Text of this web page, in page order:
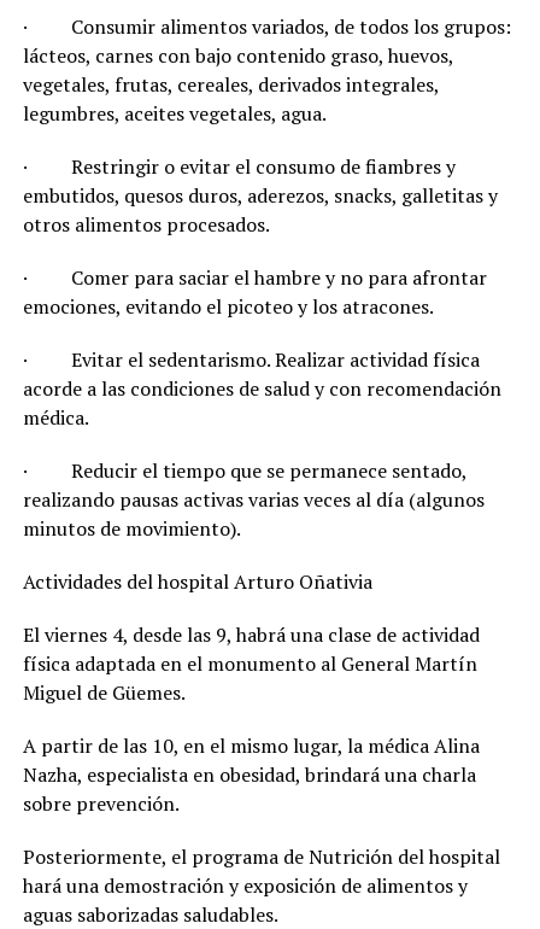
· Consumir alimentos variados, de todos los grupos:
lácteos, carnes con bajo contenido graso, huevos,
vegetales, frutas, cereales, derivados integrales,
legumbres, aceites vegetales, agua.
· Restringir o evitar el consumo de fiambres y
embutidos, quesos duros, aderezos, snacks, galletitas y
otros alimentos procesados.
· Comer para saciar el hambre y no para afrontar
emociones, evitando el picoteo y los atracones.
· Evitar el sedentarismo. Realizar actividad física
acorde a las condiciones de salud y con recomendación
médica.
· Reducir el tiempo que se permanece sentado,
realizando pausas activas varias veces al día (algunos
minutos de movimiento).
Actividades del hospital Arturo Oñativia
El viernes 4, desde las 9, habrá una clase de actividad
física adaptada en el monumento al General Martín
Miguel de Güemes.
A partir de las 10, en el mismo lugar, la médica Alina
Nazha, especialista en obesidad, brindará una charla
sobre prevención.
Posteriormente, el programa de Nutrición del hospital
hará una demostración y exposición de alimentos y
aguas saborizadas saludables.